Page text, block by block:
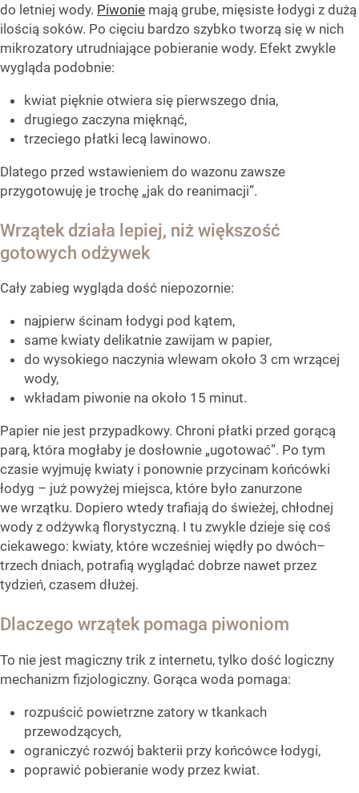
do letniej wody. Piwonie mają grube, mięsiste łodygi z dużą
ilością soków. Po cięciu bardzo szybko tworzą się w nich
mikrozatory utrudniające pobieranie wody. Efekt zwykle
wygląda podobnie:
kwiat pięknie otwiera się pierwszego dnia,
drugiego zaczyna mięknąć,
trzeciego płatki lecą lawinowo.
Dlatego przed wstawieniem do wazonu zawsze
przygotowuję je trochę „jak do reanimacji”.
Wrzątek działa lepiej, niż większość
gotowych odżywek
Cały zabieg wygląda dość niepozornie:
najpierw ścinam łodygi pod kątem,
same kwiaty delikatnie zawijam w papier,
do wysokiego naczynia wlewam około 3 cm wrzącej
wody,
wkładam piwonie na około 15 minut.
Papier nie jest przypadkowy. Chroni płatki przed gorącą
parą, która mogłaby je dosłownie „ugotować”. Po tym
czasie wyjmuję kwiaty i ponownie przycinam końcówki
łodyg – już powyżej miejsca, które było zanurzone
we wrzątku. Dopiero wtedy trafiają do świeżej, chłodnej
wody z odżywką florystyczną. I tu zwykle dzieje się coś
ciekawego: kwiaty, które wcześniej więdły po dwóch–
trzech dniach, potrafią wyglądać dobrze nawet przez
tydzień, czasem dłużej.
Dlaczego wrzątek pomaga piwoniom
To nie jest magiczny trik z internetu, tylko dość logiczny
mechanizm fizjologiczny. Gorąca woda pomaga:
rozpuścić powietrzne zatory w tkankach
przewodzących,
ograniczyć rozwój bakterii przy końcówce łodygi,
poprawić pobieranie wody przez kwiat.